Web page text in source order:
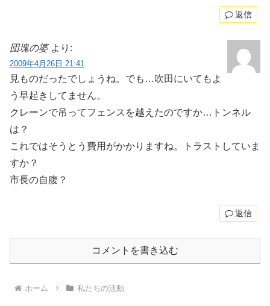
返信
団塊の婆 より:
2009年4月26日 21:41
見ものだったでしょうね。でも…吹田にいてもよ
う早起きしてません。
クレーンで吊ってフェンスを越えたのですか…トンネル
は？
これではそうとう費用がかかりますね。トラストしていま
すか？
市長の自腹？
返信
コメントを書き込む
ホーム 私たちの活動